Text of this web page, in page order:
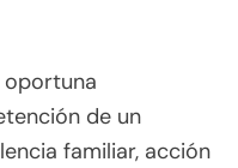
oportuna
de un
familiar, acción